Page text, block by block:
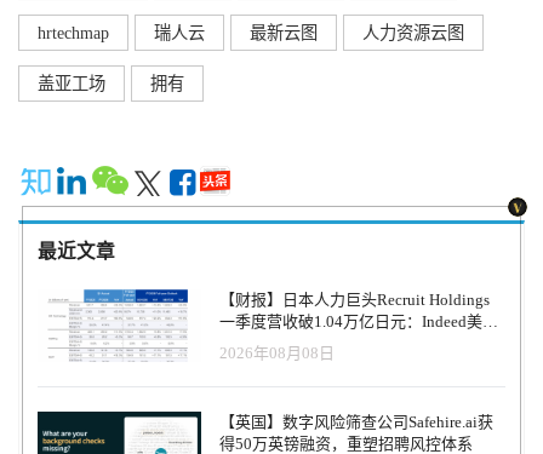
hrtechmap 瑞人云 最新云图 人力资源云图
盖亚工场 拥有
最近文章
【财报】日本人力巨头Recruit Holdings
一季度营收破1.04万亿日元：Indeed美国
收入逆势增长30%，AI招聘推动利润率升
至47.4%
2026年08月08日
【英国】数字风险筛查公司Safehire.ai获
得50万英镑融资，重塑招聘风控体系